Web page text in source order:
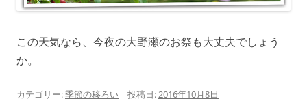
この天気なら、今夜の大野瀬のお祭も大丈夫でしょう
か。
カテゴリー:季節の移ろい | 投稿日:2016年10月8日 |